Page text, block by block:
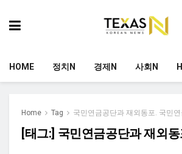
HOME 정치N 경제N 사회N
Home Tag 국민연금공단과 재외동포. 국민연
[태그:] 국민연금공단과 재외